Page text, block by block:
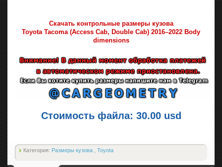
Скачать контрольные размеры кузова
Toyota Tacoma (Access Cab, Double Cab) 2016–2022 Body
dimensions
Стоимость файла: 30.00 usd
Категория: Размеры кузова , Toyota